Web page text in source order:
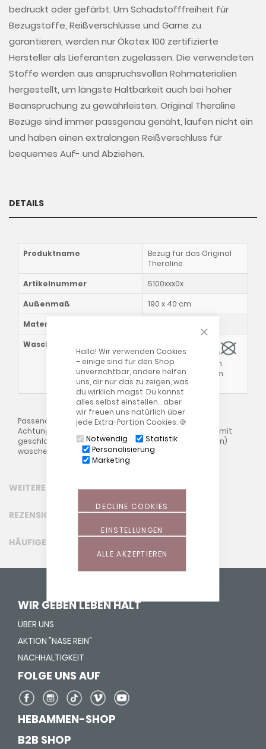
Hallo! Wir verwenden Cookies
– einige sind für den Shop
unverzichtbar, andere helfen
uns, dir nur das zu zeigen, was
du wirklich magst. Du kannst
alles selbst einstellen… aber
wir freuen uns natürlich über
jede Extra-Portion Cookies. 🍪
Notwendig
Statistik
Personalisierung
Marketing
ALLE AKZEPTIEREN
EINSTELLUNGEN
DECLINE COOKIES
bedruckt oder gefärbt. Um Schadstofffreiheit für
Bezugstoffe, Reißverschlüsse und Garne zu
garantieren, werden nur Ökotex 100 zertifizierte
Hersteller als Lieferanten zugelassen. Die verwendeten
Stoffe werden aus anspruchsvollen Rohmaterialien
hergestellt, um längste Haltbarkeit auch bei hoher
Beanspruchung zu gewährleisten. Original Theraline
Bezüge sind immer passgenau genäht, laufen nicht ein
und haben einen extralangen Reißverschluss für
bequemes Auf- und Abziehen.
DETAILS
Produktname
Bezug für das Original
Theraline
Artikelnummer
5100xxx0x
Außenmaß
190 x 40 cm
Materialzusammensetzung
Waschhinweise
Bitte beachte auch
unsere allgemeinen
Waschhinweise
Passend zum Artikel 5101xx00 "Das Original Theraline"
Achtung: Bezüge bitte immer auf "links" gedreht und mit
geschlossenem Reißverschluss (ca. 10cm offen lassen)
waschen!
WEITERE INFORMATIONEN
REZENSIONEN
HÄUFIGE FRAGEN (FAQ)
WIR GEBEN LEBEN HALT
ÜBER UNS
AKTION "NASE REIN"
NACHHALTIGKEIT
FOLGE UNS AUF
HEBAMMEN-SHOP
B2B SHOP